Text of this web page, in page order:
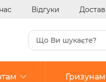
Відгуки
Гризунам